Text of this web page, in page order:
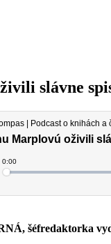
slávne
šéfredaktorka